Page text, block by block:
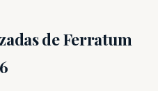
de Ferratum